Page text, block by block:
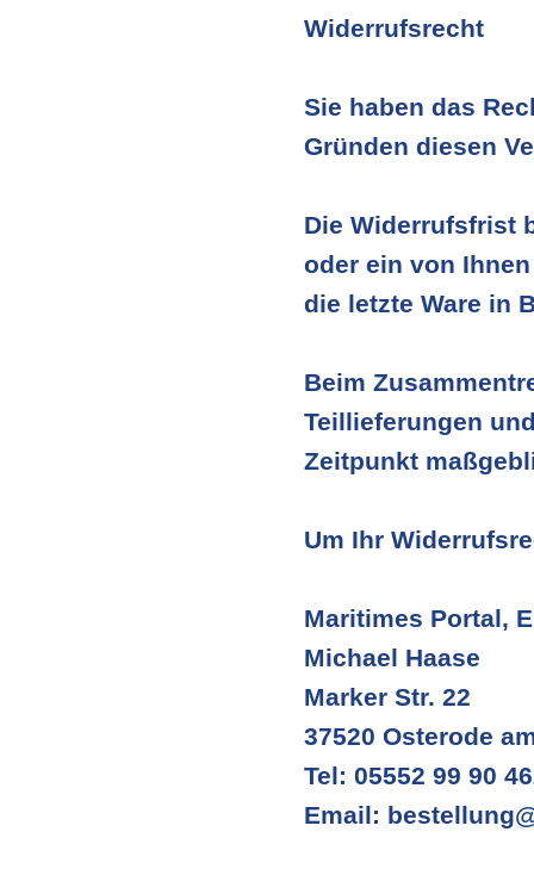
Widerrufsrecht
Sie haben das
Gründen diesen
Die Widerrufsfrist
oder ein von
die letzte Ware in
Beim
Teillieferungen
Zeitpunkt
Um Ihr
Maritimes Portal,
Michael Haase
Marker Str. 22
37520 Osterode
Tel: 05552 99 90
Email: